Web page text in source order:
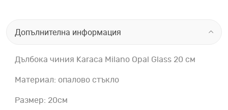
Допълнителна информация
Дълбока чиния Karaca Milano Opal Glass 20 см
Материал: опалово стъкло
Размер: 20см